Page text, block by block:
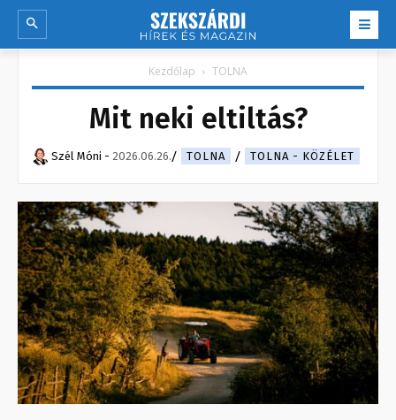
Kezdőlap TOLNA
Mit neki eltiltás?
Szél Móni - 2026.06.26. TOLNA TOLNA - KÖZÉLET